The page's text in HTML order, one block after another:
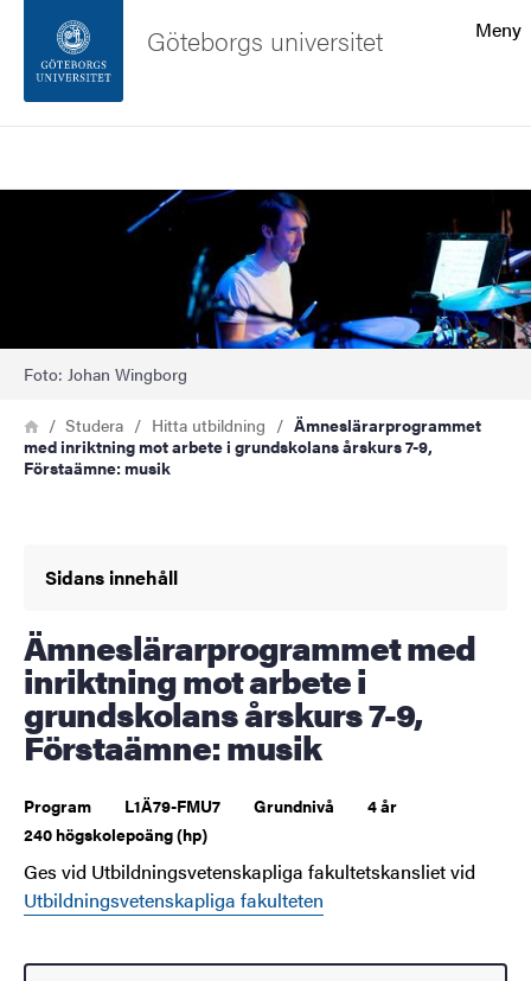
Sidfoten
Om webbplatsen
Meny
Göteborgs universitet
Bild
Foto: Johan Wingborg
Länkstig
HemStudera Hitta utbildning
Ämneslärarprogrammet
med inriktning mot arbete i grundskolans årskurs 7-9,
Förstaämne: musik
Sidans innehåll
Ämneslärarprogrammet med
inriktning mot arbete i
grundskolans årskurs 7-9,
Förstaämne: musik
Program L1Ä79-FMU7 Grundnivå
4 år
240 högskolepoäng (hp)
Ges vid Utbildningsvetenskapliga fakultetskansliet vid
Utbildningsvetenskapliga fakulteten